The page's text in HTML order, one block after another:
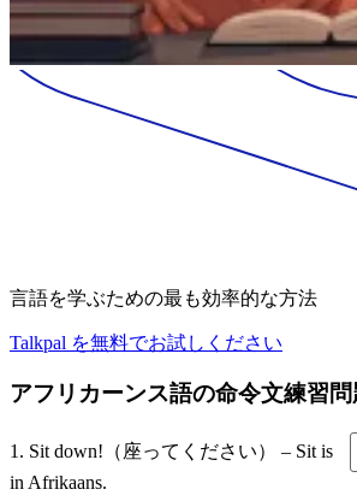
言語を学ぶための最も効率的な方法
Talkpal を無料でお試しください
アフリカーンス語の命令文練習問
1. Sit down!（座ってください） – Sit is
in Afrikaans.